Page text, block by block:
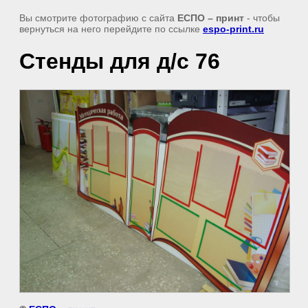
Вы смотрите фотографию с сайта ЕСПО – принт - чтобы
вернуться на него перейдите по ссылке espo-print.ru
Стенды для д/с 76